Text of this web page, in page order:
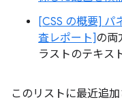
[CSS の概要] パ
査レポート]の両
ラストのテキス
このリストに最近追